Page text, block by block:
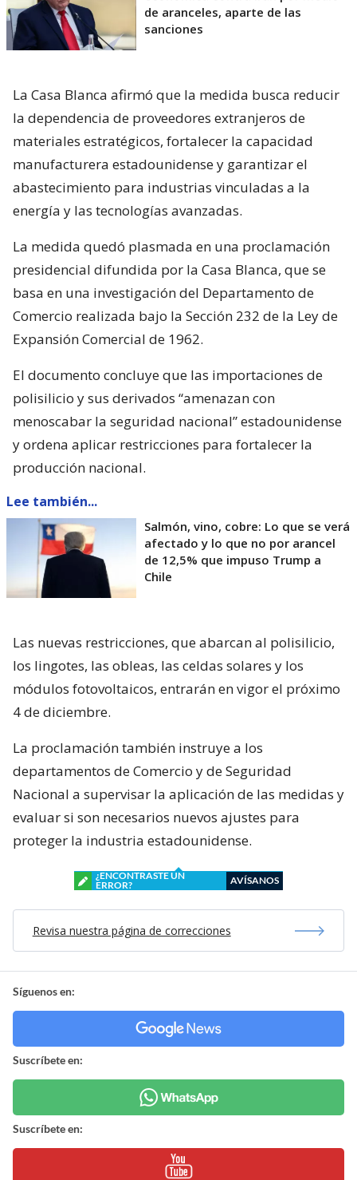
de aranceles, aparte de las
sanciones
La Casa Blanca afirmó que la medida busca reducir
la dependencia de proveedores extranjeros de
materiales estratégicos, fortalecer la capacidad
manufacturera estadounidense y garantizar el
abastecimiento para industrias vinculadas a la
energía y las tecnologías avanzadas.
La medida quedó plasmada en una proclamación
presidencial difundida por la Casa Blanca, que se
basa en una investigación del Departamento de
Comercio realizada bajo la Sección 232 de la Ley de
Expansión Comercial de 1962.
El documento concluye que las importaciones de
polisilicio y sus derivados “amenazan con
menoscabar la seguridad nacional” estadounidense
y ordena aplicar restricciones para fortalecer la
producción nacional.
Lee también...
Salmón, vino, cobre: Lo que se verá
afectado y lo que no por arancel
de 12,5% que impuso Trump a
Chile
Las nuevas restricciones, que abarcan al polisilicio,
los lingotes, las obleas, las celdas solares y los
módulos fotovoltaicos, entrarán en vigor el próximo
4 de diciembre.
La proclamación también instruye a los
departamentos de Comercio y de Seguridad
Nacional a supervisar la aplicación de las medidas y
evaluar si son necesarios nuevos ajustes para
proteger la industria estadounidense.
¿ENCONTRASTE UN
ERROR?
AVÍSANOS
Revisa nuestra página de correcciones
Síguenos en:
Suscríbete en:
Suscríbete en: